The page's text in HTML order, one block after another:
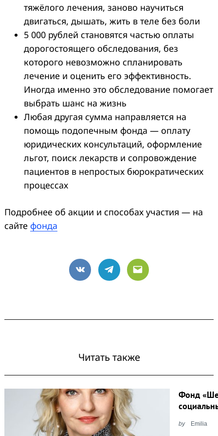
тяжёлого лечения, заново научиться
двигаться, дышать, жить в теле без боли
5 000 рублей становятся частью оплаты
дорогостоящего обследования, без
которого невозможно спланировать
лечение и оценить его эффективность.
Иногда именно это обследование помогает
выбрать шанс на жизнь
Любая другая сумма направляется на
помощь подопечным фонда — оплату
юридических консультаций, оформление
льгот, поиск лекарств и сопровождение
пациентов в непростых бюрократических
процессах
Подробнее об акции и способах участия — на
сайте фонда
VK Telegram
Email
Читать также
Фонд
by Emilia